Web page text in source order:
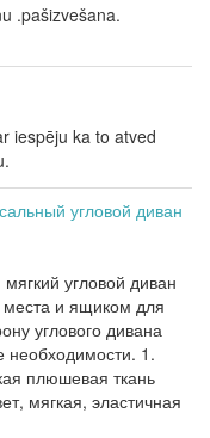
.pašizvešana.
iespēju ka to atved
угловой диван
угловой диван
места и ящиком для
углового дивана
1.
плюшевая ткань
мягкая, эластичная